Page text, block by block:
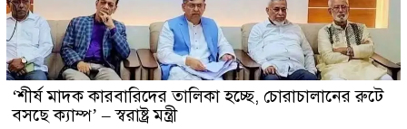
‘শীর্ষ মাদক কারবারিদের তালিকা হচ্ছে, চোরাচালানের রুটে
বসছে ক্যাম্প’ – স্বরাষ্ট্র মন্ত্রী